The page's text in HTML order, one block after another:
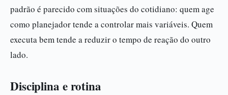
padrão é parecido com situações do cotidiano: quem age
como planejador tende a controlar mais variáveis. Quem
executa bem tende a reduzir o tempo de reação do outro
lado.
Disciplina e rotina